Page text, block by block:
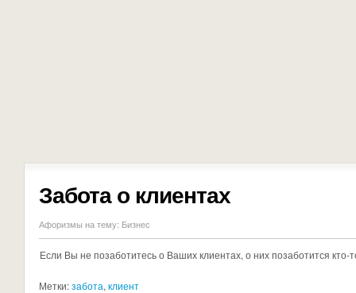
Забота о клиентах
Афоризмы на тему: Бизнес
Если Вы не позаботитесь о Ваших клиентах, о них позаботится кто-
Метки:забота, клиент